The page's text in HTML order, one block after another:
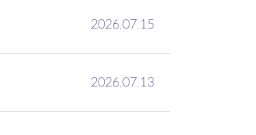
2026.07.15
2026.07.13